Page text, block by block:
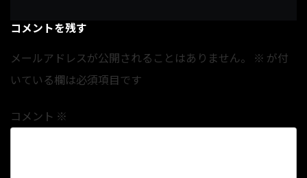
コメントを残す
メールアドレスが公開されることはありません。 ※ が付
いている欄は必須項目です
コメント ※